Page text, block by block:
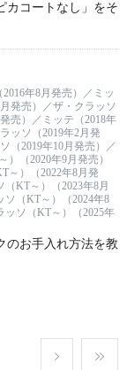
カコートなし」をそ
年8月発売）／ミッ
発売）／ザ・クラッソ
売）／ミッテ（2018年
ッソ（2019年2月発
（2019年10月発売）／
（2020年9月発売）
～）（2022年8月発
KT～）（2023年8月
ソ（KT～）（2024年8
ッソ（KT～）（2025年
のお手入れ方法を教